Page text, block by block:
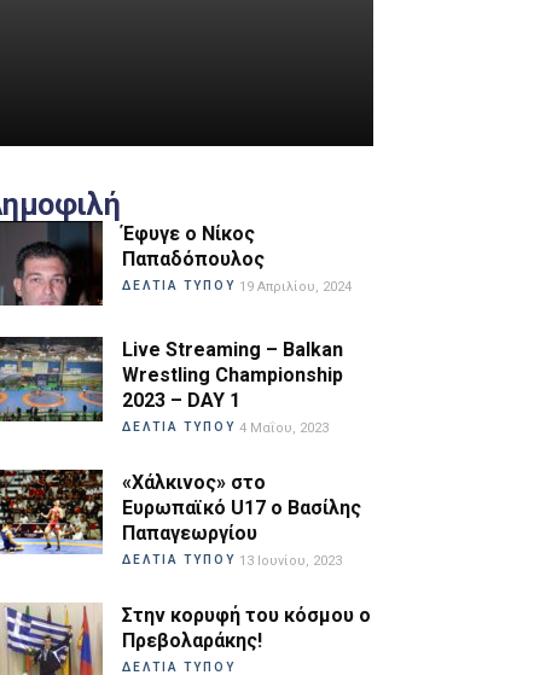
Έφυγε ο Νίκος
Παπαδόπουλος
ΔΕΛΤΙΑ ΤΥΠΟΥ 19 Απριλίου, 2024
Live Streaming – Balkan
Wrestling Championship
2023 – DAY 1
ΔΕΛΤΙΑ ΤΥΠΟΥ 4 Μαΐου, 2023
«Χάλκινος» στο
Ευρωπαϊκό U17 ο Βασίλης
Παπαγεωργίου
ΔΕΛΤΙΑ ΤΥΠΟΥ 13 Ιουνίου, 2023
Στην κορυφή του κόσμου ο
Πρεβολαράκης!
ΔΕΛΤΙΑ ΤΥΠΟΥ